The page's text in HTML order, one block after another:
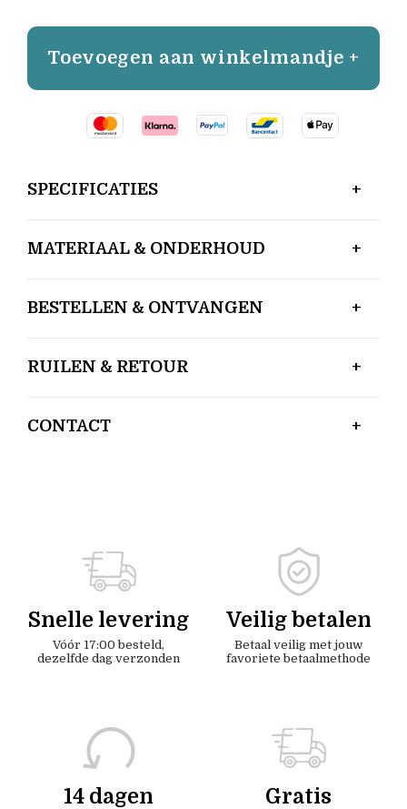
Toevoegen aan winkelmandje +
SPECIFICATIES
MATERIAAL & ONDERHOUD
BESTELLEN & ONTVANGEN
RUILEN & RETOUR
CONTACT
Snelle levering
Vóór 17:00 besteld,
dezelfde dag verzonden
Veilig betalen
Betaal veilig met jouw
favoriete betaalmethode
14 dagen
Gratis